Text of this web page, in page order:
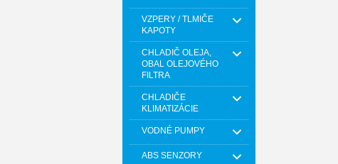
VZPERY / TLMIČE
KAPOTY
CHLADIČ OLEJA,
OBAL OLEJOVÉHO
FILTRA
CHLADIČE
KLIMATIZÁCIE
VODNÉ PUMPY
ABS SENZORY